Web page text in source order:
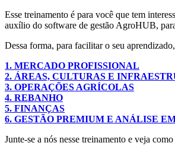
Esse treinamento é para você que tem
auxílio do software de gestão AgroHUB,
Dessa forma, para facilitar o seu
1. MERCADO PROFISSIONAL
2. ÁREAS, CULTURAS E
3. OPERAÇÕES AGRÍCOLAS
4. REBANHO
5. FINANÇAS
6. GESTÃO PREMIUM E ANÁLISE
Junte-se a nós nesse treinamento e veja